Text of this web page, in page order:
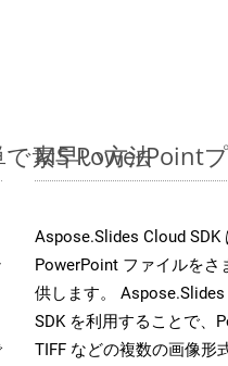
素早い方法
MS PowerPoint
Aspose.Slides Cloud SDK
PowerPoint ファイルを
供します。
SDK を利用することで、
TIFF などの複数の画像形